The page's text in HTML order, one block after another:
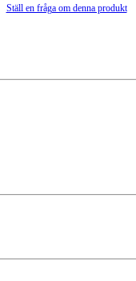
Ställ en fråga om denna produkt